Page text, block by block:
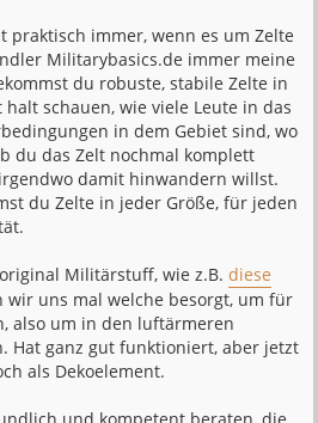
praktisch immer, wenn es um Zelte
Militarybasics.de immer meine
du robuste, stabile Zelte in
schauen, wie viele Leute in das
in dem Gebiet sind, wo
du das Zelt nochmal komplett
damit hinwandern willst.
du Zelte in jeder Größe, für jeden
Militärstuff, wie z.B. diese
wir uns mal welche besorgt, um für
also um in den luftärmeren
Hat ganz gut funktioniert, aber jetzt
als Dekoelement.